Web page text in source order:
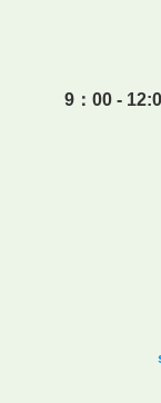
9：00 -